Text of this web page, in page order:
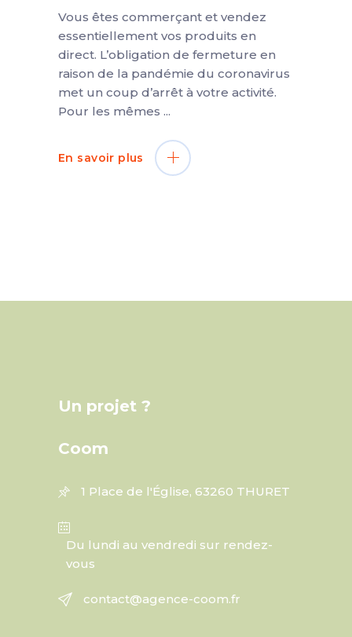
Vous êtes commerçant et vendez
essentiellement vos produits en
direct. L’obligation de fermeture en
raison de la pandémie du coronavirus
met un coup d’arrêt à votre activité.
Pour les mêmes
En savoir plus
Un projet ?
Coom
1 Place de l'Église, 63260 THURET
Du lundi au vendredi sur rendez-
vous
contact@agence-coom.fr